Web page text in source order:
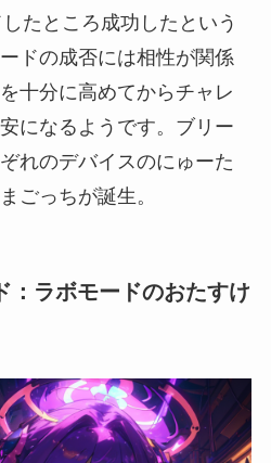
たところ成功したという
ドの成否には相性が関係
十分に高めてからチャレ
になるようです。ブリー
れのデバイスのにゅーた
ごっちが誕生。
：ラボモードのおたすけ